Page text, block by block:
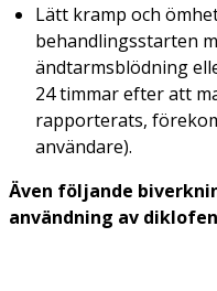
Lätt kramp och
behandlingsstarten
ändtarmsblödning
24 timmar efter att
rapporterats,
användare).
Även följande
användning av